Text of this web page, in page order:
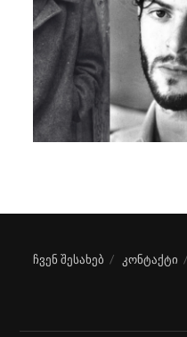
ჩვენ შესახებ კონტაქტი